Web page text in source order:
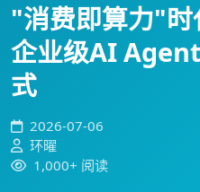
"消费即算力"
企业级AI
式
2026-07-06
环曜
1,000+ 阅读